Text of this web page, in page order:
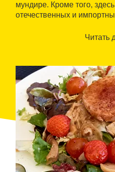
мундире. Кроме того,
отечественных и
Читать